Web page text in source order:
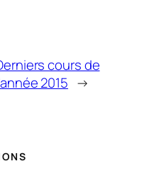
cours de
2015 →